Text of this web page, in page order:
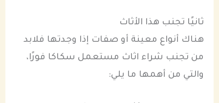
ثانيًا تجنب هذا الأثاث
هناك أنواع معينة أو صفات إذا وجدتها فلابد
من تجنب شراء اثاث مستعمل سكاكا فورًا،
والتي من أهمها ما يلي: